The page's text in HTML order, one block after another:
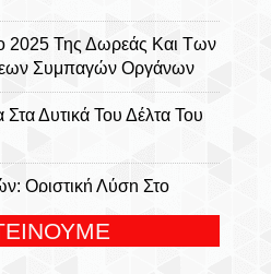
2025 Της Δωρεάς Και Των
Συμπαγών Οργάνων
Στα Δυτικά Του Δέλτα Του
Οριστική Λύση Στο
Διαδικασίες